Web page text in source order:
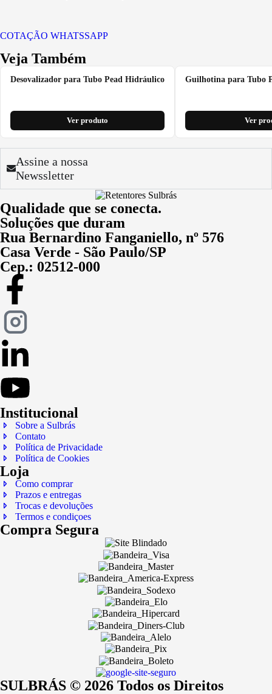
COTAÇÃO WHATSSAPP
Veja Também
Desovalizador para Tubo Pead Hidráulico
Ver produto
Guilhotina para Tubo
Ver
Assine a nossa
Newssletter
Qualidade que se conecta.
Soluções que duram
Rua Bernardino Fanganiello, nº 576
Casa Verde - São Paulo/SP
Cep.: 02512-000
Institucional
Sobre a Sulbrás
Contato
Política de Privacidade
Política de Cookies
Loja
Como comprar
Prazos e entregas
Trocas e devoluções
Termos e condiçoes
Compra Segura
SULBRÁS © 2026 Todos os Direitos